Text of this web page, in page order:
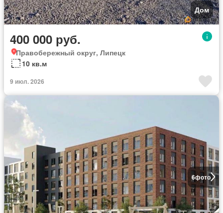
Дом
400 000 руб.
Правобережный округ, Липецк
10 кв.м
9 июл. 2026
6фото